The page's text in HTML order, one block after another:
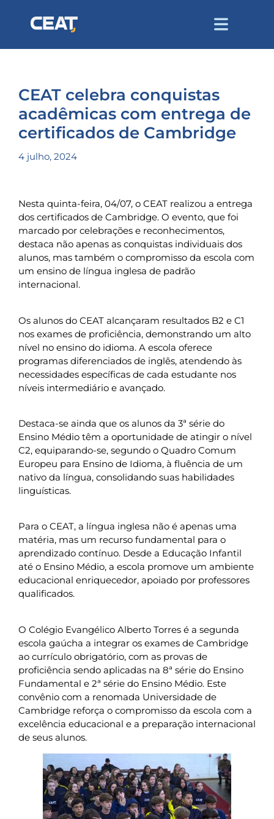
CEAT celebra conquistas
acadêmicas com entrega de
certificados de Cambridge
4 julho, 2024
Nesta quinta-feira, 04/07, o CEAT realizou a entrega
dos certificados de Cambridge. O evento, que foi
marcado por celebrações e reconhecimentos,
destaca não apenas as conquistas individuais dos
alunos, mas também o compromisso da escola com
um ensino de língua inglesa de padrão
internacional.
Os alunos do CEAT alcançaram resultados B2 e C1
nos exames de proficiência, demonstrando um alto
nível no ensino do idioma. A escola oferece
programas diferenciados de inglês, atendendo às
necessidades específicas de cada estudante nos
níveis intermediário e avançado.
Destaca-se ainda que os alunos da 3ª série do
Ensino Médio têm a oportunidade de atingir o nível
C2, equiparando-se, segundo o Quadro Comum
Europeu para Ensino de Idioma, à fluência de um
nativo da língua, consolidando suas habilidades
linguísticas.
Para o CEAT, a língua inglesa não é apenas uma
matéria, mas um recurso fundamental para o
aprendizado contínuo. Desde a Educação Infantil
até o Ensino Médio, a escola promove um ambiente
educacional enriquecedor, apoiado por professores
qualificados.
O Colégio Evangélico Alberto Torres é a segunda
escola gaúcha a integrar os exames de Cambridge
ao currículo obrigatório, com as provas de
proficiência sendo aplicadas na 8ª série do Ensino
Fundamental e 2ª série do Ensino Médio. Este
convênio com a renomada Universidade de
Cambridge reforça o compromisso da escola com a
excelência educacional e a preparação internacional
de seus alunos.